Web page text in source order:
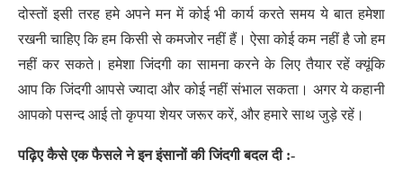
दोस्तों इसी तरह हमे अपने मन में कोई भी कार्य करते समय ये बात हमेशा
रखनी चाहिए कि हम किसी से कमजोर नहीं हैं। ऐसा कोई कम नहीं है जो हम
नहीं कर सकते। हमेशा जिंदगी का सामना करने के लिए तैयार रहें क्यूंकि
आप कि जिंदगी आपसे ज्यादा और कोई नहीं संभाल सकता। अगर ये कहानी
आपको पसन्द आई तो कृपया शेयर जरूर करें, और हमारे साथ जुड़े रहें।
पढ़िए कैसे एक फैसले ने इन इंसानों की जिंदगी बदल दी :-